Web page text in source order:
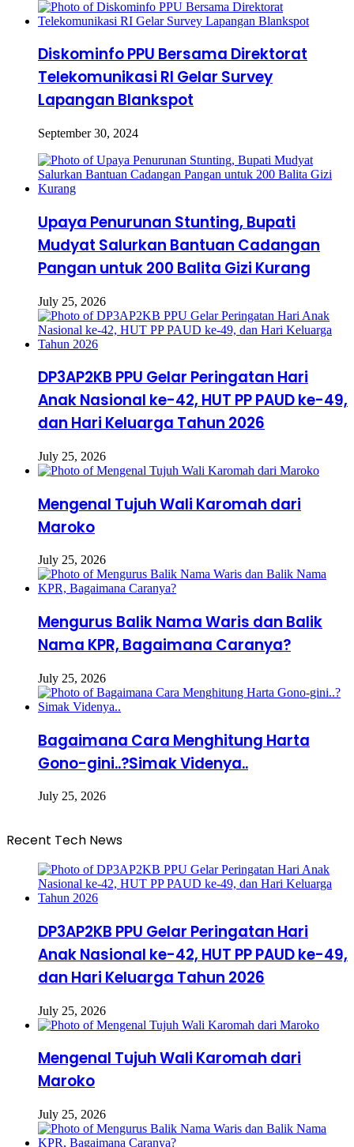
Diskominfo PPU Bersama Direktorat
Telekomunikasi RI Gelar Survey
Lapangan Blankspot
September 30, 2024
Upaya Penurunan Stunting, Bupati
Mudyat Salurkan Bantuan Cadangan
Pangan untuk 200 Balita Gizi Kurang
July 25, 2026
DP3AP2KB PPU Gelar Peringatan Hari
Anak Nasional ke-42, HUT PP PAUD ke-49,
dan Hari Keluarga Tahun 2026
July 25, 2026
Mengenal Tujuh Wali Karomah dari
Maroko
July 25, 2026
Mengurus Balik Nama Waris dan Balik
Nama KPR, Bagaimana Caranya?
July 25, 2026
Bagaimana Cara Menghitung Harta
Gono-gini..?Simak Videnya..
July 25, 2026
Recent Tech News
DP3AP2KB PPU Gelar Peringatan Hari
Anak Nasional ke-42, HUT PP PAUD ke-49,
dan Hari Keluarga Tahun 2026
July 25, 2026
Mengenal Tujuh Wali Karomah dari
Maroko
July 25, 2026